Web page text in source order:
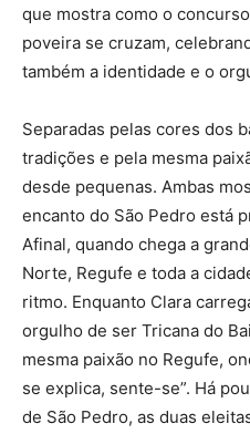
que mostra como o
poveira se cruzam,
também a identidade e o
Separadas pelas cores dos
tradições e pela mesma
desde pequenas. Ambas
encanto do São Pedro está
Afinal, quando chega a
Norte, Regufe e toda a
ritmo. Enquanto Clara
orgulho de ser Tricana do
mesma paixão no Regufe,
se explica, sente-se”. Há
de São Pedro, as duas